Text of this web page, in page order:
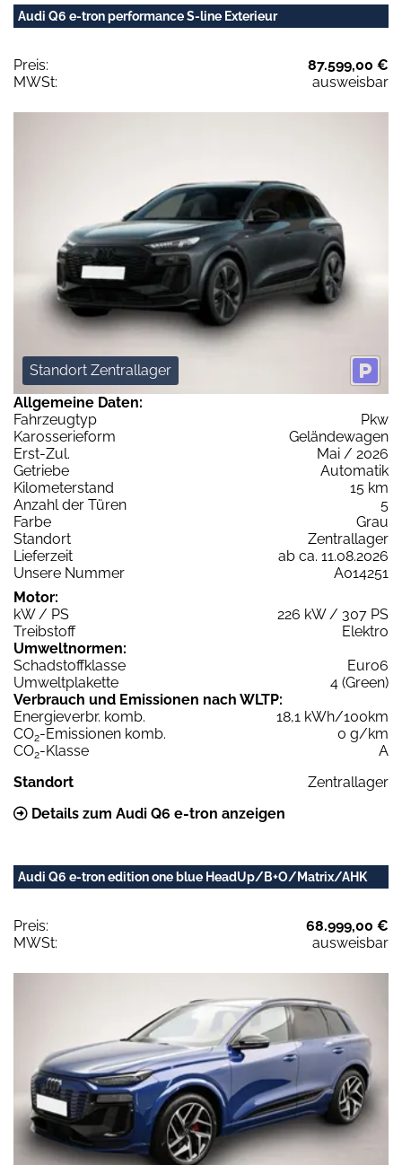
Audi Q6 e-tron performance S-line Exterieur
Preis:
87.599,00 €
MWSt:
ausweisbar
Standort Zentrallager
Allgemeine Daten:
Fahrzeugtyp
Pkw
Karosserieform
Geländewagen
Erst-Zul.
Mai / 2026
Getriebe
Automatik
Kilometerstand
15 km
Anzahl der Türen
5
Farbe
Grau
Standort
Zentrallager
Lieferzeit
ab ca. 11.08.2026
Unsere Nummer
A014251
Motor:
kW / PS
226 kW / 307 PS
Treibstoff
Elektro
Umweltnormen:
Schadstoffklasse
Euro6
Umweltplakette
4 (Green)
Verbrauch und Emissionen nach WLTP:
Energieverbr. komb.
18,1 kWh/100km
CO2-Emissionen komb.
0 g/km
CO2-Klasse
A
Standort
Zentrallager
Details zum Audi Q6 e-tron anzeigen
Audi Q6 e-tron edition one blue HeadUp/B+O/Matrix/AHK
Preis:
68.999,00 €
MWSt:
ausweisbar